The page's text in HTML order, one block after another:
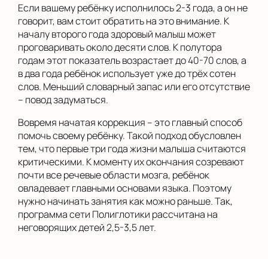
Если вашему ребёнку исполнилось 2-3 года, а он не
говорит, вам стоит обратить на это внимание. К
началу второго года здоровый малыш может
проговаривать около десяти слов. К полутора
годам этот показатель возрастает до 40-70 слов, а
в два года ребёнок использует уже до трёх сотен
слов. Меньший словарный запас или его отсутствие
– повод задуматься.
Вовремя начатая коррекция – это главный способ
помочь своему ребёнку. Такой подход обусловлен
тем, что первые три года жизни малыша считаются
критическими. К моменту их окончания созревают
почти все речевые области мозга, ребёнок
овладевает главными основами языка. Поэтому
нужно начинать занятия как можно раньше. Так,
программа сети Полиглотики рассчитана на
неговорящих детей 2,5-3,5 лет.